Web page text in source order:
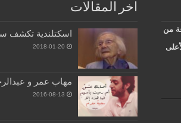
من
اخر المقالات
اسكتلندية تكشف سر
2018-01-20
مهاب عمر و
2016-08-13